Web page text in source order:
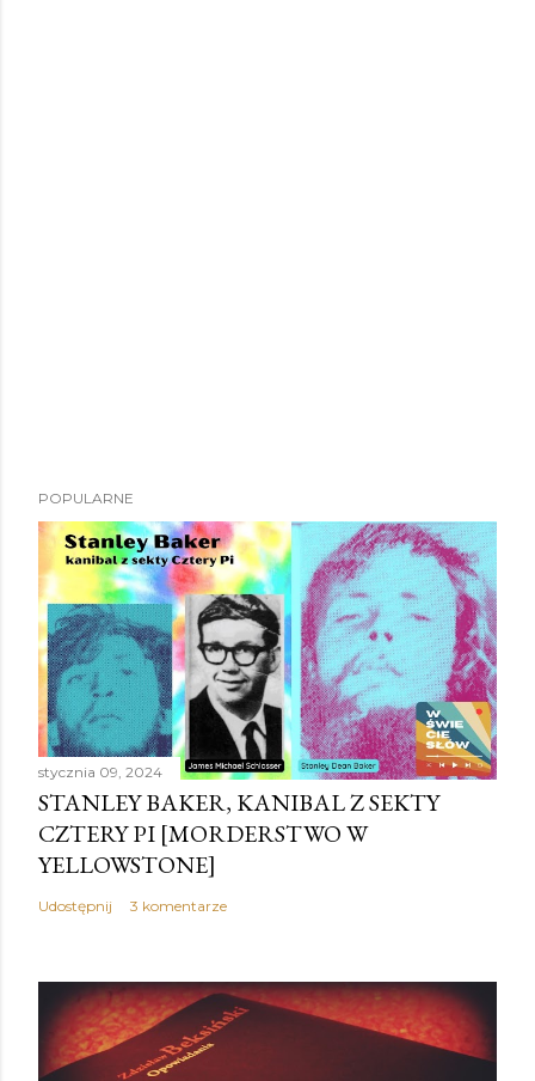
POPULARNE
stycznia 09, 2024
STANLEY BAKER, KANIBAL Z SEKTY
CZTERY PI [MORDERSTWO W
YELLOWSTONE]
Udostępnij 3 komentarze